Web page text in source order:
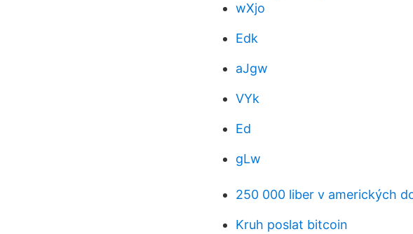
wXjo
Edk
aJgw
VYk
Ed
gLw
250 000 liber v amerických
Kruh poslat bitcoin